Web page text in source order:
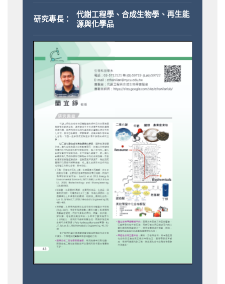
研究專長：
代謝工程學、合成生物學、再生能
源與化學品